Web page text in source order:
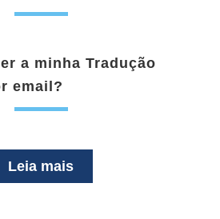
a minha Tradução
email?
Leia mais